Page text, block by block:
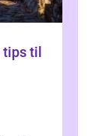
tips til